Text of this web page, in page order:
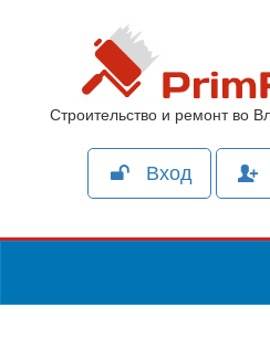
Строительство и ремонт во
Вход